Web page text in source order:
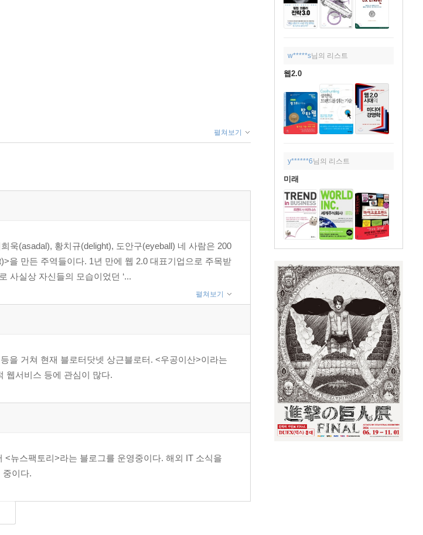
w*****s님의 리스트
웹2.0
y******6님의 리스트
미래
펼쳐보기
욱(asadal), 황치규(delight), 도안구(eyeball) 네 사람은 200
을 만든 주역들이다. 1년 만에 웹 2.0 대표기업으로 주목받
사실상 자신들의 모습이었던 ‘...
펼쳐보기
을 거쳐 현재 블로터닷넷 상근블로터. <우공이산>이라는
웹서비스 등에 관심이 많다.
뉴스팩토리>라는 블로그를 운영중이다. 해외 IT 소식을
중이다.